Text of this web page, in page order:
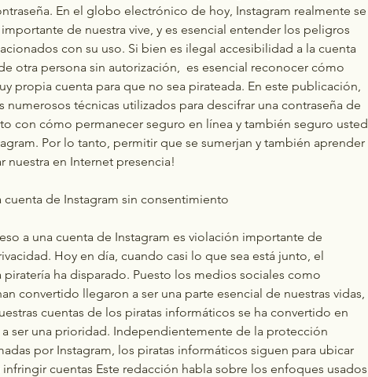
En el globo electrónico de hoy, Instagram realmente se
de nuestra vive, y es esencial entender los peligros
con su uso. Si bien es ilegal accesibilidad a la cuenta
otra persona sin autorización,  es esencial reconocer cómo
propia cuenta para que no sea pirateada. En este publicación,
numerosos técnicas utilizados para descifrar una contraseña de
con cómo permanecer seguro en línea y también seguro usted
Por lo tanto, permitir que se sumerjan y también aprender
nuestra en Internet presencia!
cuenta de Instagram sin consentimiento
a una cuenta de Instagram es violación importante de
Hoy en día, cuando casi lo que sea está junto, el
piratería ha disparado. Puesto los medios sociales como
convertido llegaron a ser una parte esencial de nuestras vidas,
cuentas de los piratas informáticos se ha convertido en
ser una prioridad. Independientemente de la protección
por Instagram, los piratas informáticos siguen para ubicar
cuentas Este redacción habla sobre los enfoques usados